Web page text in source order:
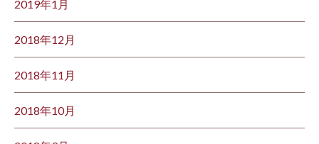
2019年1月
2018年12月
2018年11月
2018年10月